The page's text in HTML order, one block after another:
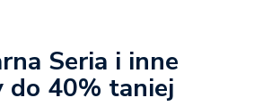
Seria i inne
do 40% taniej